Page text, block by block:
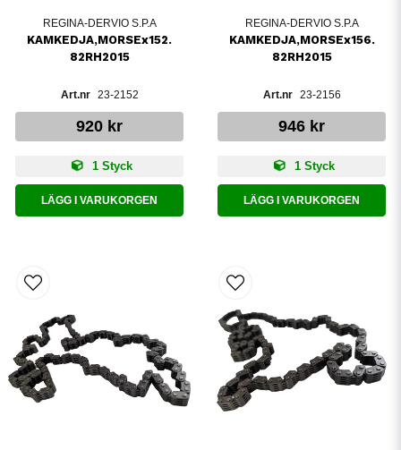
REGINA-DERVIO S.P.A
KAMKEDJA,MORSEx152.
82RH2015
23-2152
920 kr
1 Styck
LÄGG I VARUKORGEN
REGINA-DERVIO S.P.A
KAMKEDJA,MORSEx156.
82RH2015
23-2156
946 kr
1 Styck
LÄGG I VARUKORGEN